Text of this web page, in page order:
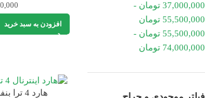
37,000,000 تومان -
55,500,000 تومان
55,500,000 تومان -
74,000,000 تومان
افزودن به سبد خرید
هارد 4 ترا بنفش وسترن دیجیتال